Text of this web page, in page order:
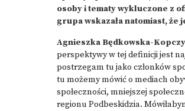
osoby i tematy wykluczone z
grupa wskazała natomiast,
Agnieszka Będkowska-
perspektywy w tej definicji jest
postrzegam tu jako członków
tu możemy mówić o mediach
społeczności, mniejszej
regionu Podbeskidzia.